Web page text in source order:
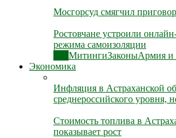
Мосгорсуд смягчил
Ростовчане устроили
режима самоизоляции
МитингиЗаконыАрмия и
Экономика
Инфляция в Астраханской
среднероссийского уровня,
Стоимость топлива в
показывает рост